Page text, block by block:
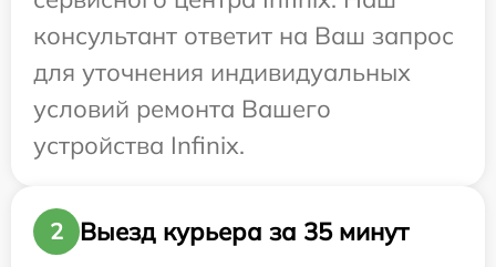
консультант ответит на Ваш запрос
для уточнения индивидуальных
условий ремонта Вашего
устройства Infinix.
2
Выезд курьера за 35 минут